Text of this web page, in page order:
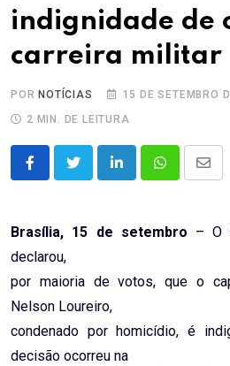
indignidade de
carreira militar
POR NOTÍCIAS
15 DE SETEMBRO
2 MIN. DE LEITURA
LinkedInWhatsappShare
Brasília, 15 de setembro – O
declarou,
por maioria de votos, que o
Nelson Loureiro,
condenado por homicídio, é
decisão ocorreu na